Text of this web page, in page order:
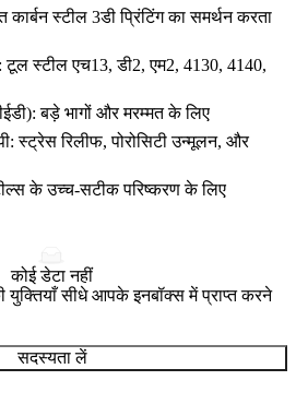
कार्बन स्टील 3डी प्रिंटिंग का समर्थन करता
टूल स्टील एच13, डी2, एम2, 4130, 4140,
: बड़े भागों और मरम्मत के लिए
: स्ट्रेस रिलीफ, पोरोसिटी उन्मूलन, और
के उच्च-सटीक परिष्करण के लिए
कोई डेटा नहीं
युक्तियाँ सीधे आपके इनबॉक्स में प्राप्त करने
सदस्यता लें